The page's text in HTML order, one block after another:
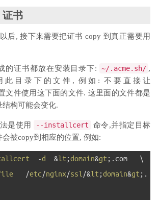
证书
后, 接下来需要把证书 copy 到真正需要用
的证书都放在安装目录下: ~/.acme.sh/ ,
此目录下的文件, 例如: 不要直接让
文件使用这下面的文件. 这里面的文件都是
结构可能会变化.
是使用 --installcert
命令,并指定目标
被copy到相应的位置, 例如:
-d &lt ;domain&gt ; .com
\
/etc/nginx/ssl/&lt ;domain&gt ; .